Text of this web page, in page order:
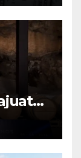
de